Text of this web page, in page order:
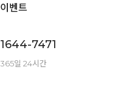
이벤트
1644-7471
365일 24시간